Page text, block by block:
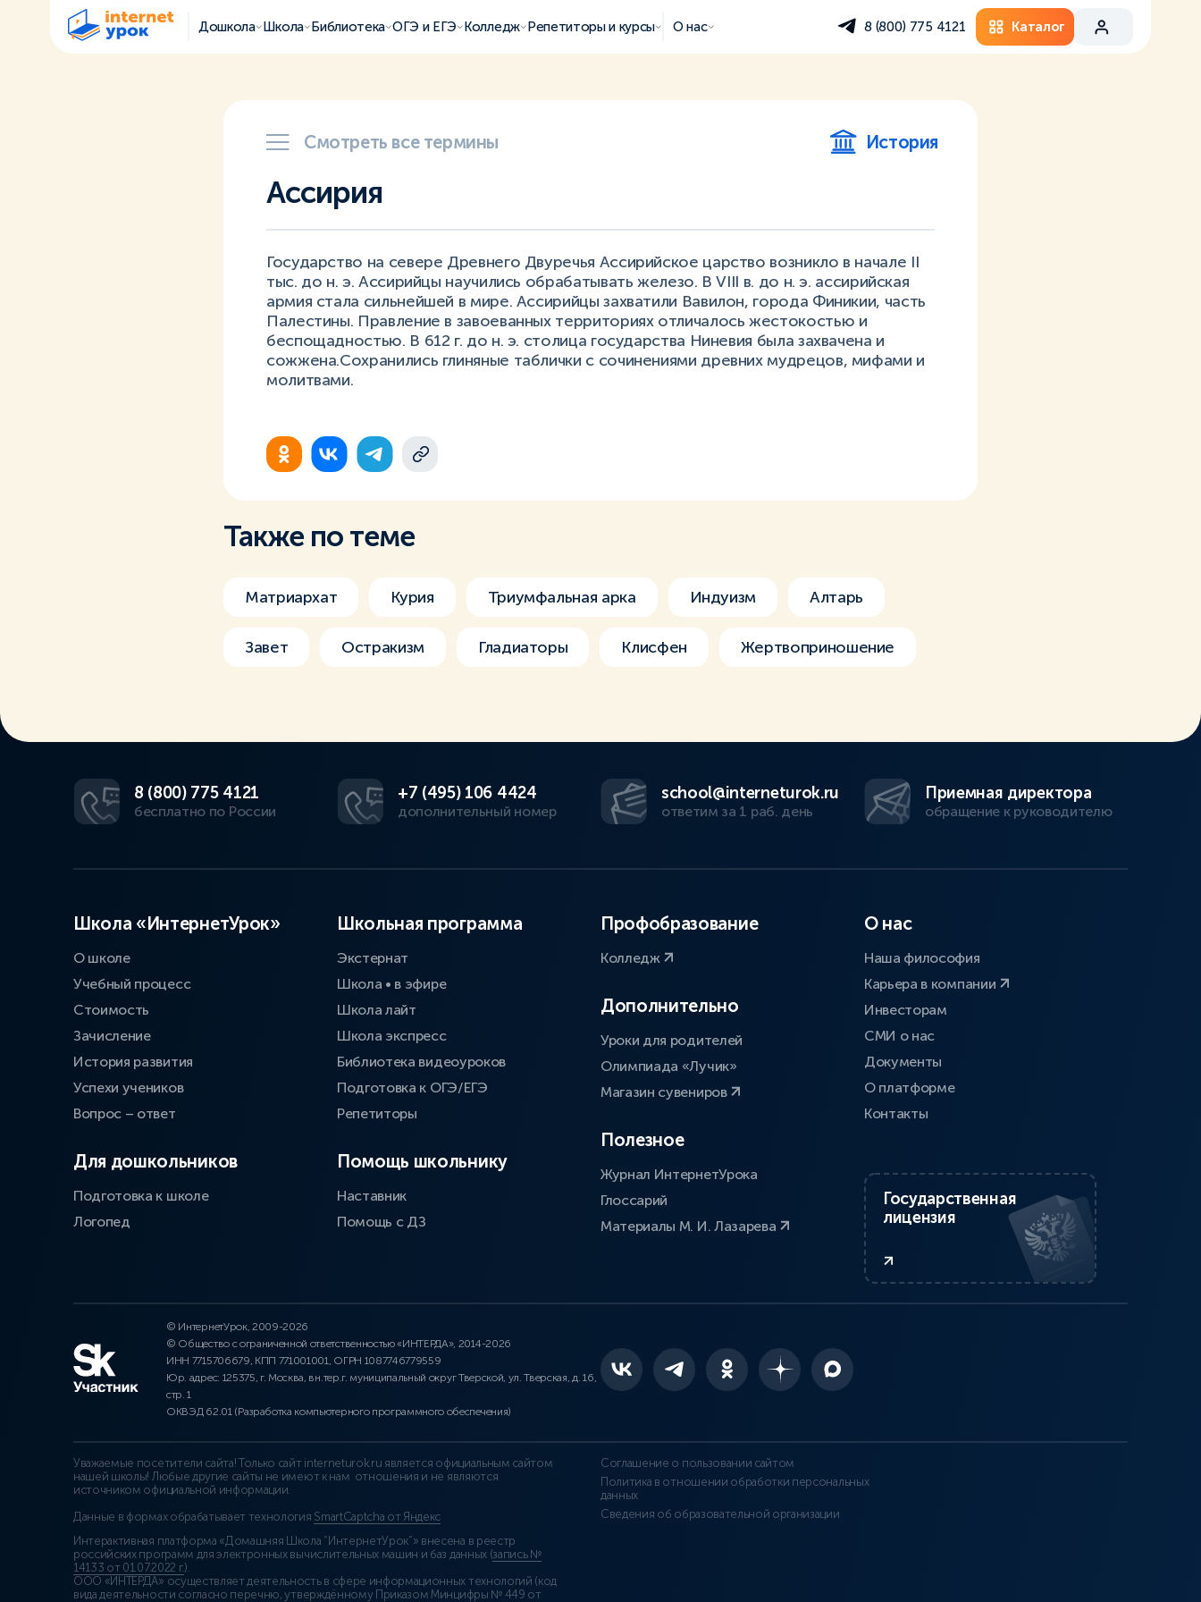
Дошкола Школа Библиотека ОГЭ и ЕГЭ Колледж Репетиторы и курсы О нас 8 (800) 775 4121 Каталог
Смотреть все термины История
Ассирия
Государство на севере Древнего Двуречья Ассирийское царство возникло в начале II
тыс. до н. э. Ассирийцы научились обрабатывать железо. В VIII в. до н. э. ассирийская
армия стала сильнейшей в мире. Ассирийцы захватили Вавилон, города Финикии, часть
Палестины. Правление в завоеванных территориях отличалось жестокостью и
беспощадностью. В 612 г. до н. э. столица государства Ниневия была захвачена и
сожжена.Сохранились глиняные таблички с сочинениями древних мудрецов, мифами и
молитвами.
Также по теме
Матриархат Курия Триумфальная арка Индуизм Алтарь
Завет Остракизм Гладиаторы Клисфен Жертвоприношение
8 (800) 775 4121
бесплатно по России
+7 (495) 106 4424
дополнительный номер
school@interneturok.ru
ответим за 1 раб. день
Приемная директора
обращение к руководителю
Школа «ИнтернетУрок»
О школе
Учебный процесс
Стоимость
Зачисление
История развития
Успехи учеников
Вопрос – ответ
Для дошкольников
Подготовка к школе
Логопед
Школьная программа
Экстернат
Школа • в эфире
Школа лайт
Школа экспресс
Библиотека видеоуроков
Подготовка к ОГЭ/ЕГЭ
Репетиторы
Помощь школьнику
Наставник
Помощь с ДЗ
Профобразование
Колледж
Дополнительно
Уроки для родителей
Олимпиада «Лучик»
Магазин сувениров
Полезное
Журнал ИнтернетУрока
Глоссарий
Материалы М. И. Лазарева
О нас
Наша философия
Карьера в компании
Инвесторам
СМИ о нас
Документы
О платформе
Контакты
Государственная
лицензия
© ИнтернетУрок, 2009-2026
© Общество с ограниченной ответственностью «ИНТЕРДА», 2014-2026
ИНН 7715706679, КПП 771001001, ОГРН 1087746779559
Юр. адрес: 125375, г. Москва, вн.тер.г. муниципальный округ Тверской, ул. Тверская, д. 16,
стр. 1
ОКВЭД 62.01 (Разработка компьютерного программного обеспечения)
Уважаемые посетители сайта! Только сайт interneturok.ru является официальным сайтом
нашей школы! Любые другие сайты не имеют к нам отношения и не являются
источником официальной информации.
Данные в формах обрабатывает технология SmartCaptcha от Яндекс
Интерактивная платформа «Домашняя Школа “ИнтернетУрок”» внесена в реестр
российских программ для электронных вычислительных машин и баз данных (запись №
14133 от 01.07.2022 г.).
ООО «ИНТЕРДА» осуществляет деятельность в сфере информационных технологий (код
вида деятельности согласно перечню, утверждённому Приказом Минцифры № 449 от
Соглашение о пользовании сайтом
Политика в отношении обработки персональных
данных
Сведения об образовательной организации